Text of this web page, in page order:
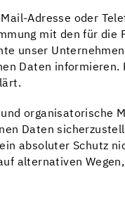
Adresse oder
mit den für die
unser
Daten
organisatorische
Daten
absoluter Schutz
alternativen